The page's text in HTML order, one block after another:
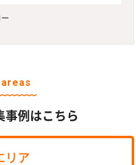
事例はこちら
リア